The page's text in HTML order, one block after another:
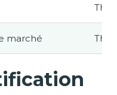
The
marché The